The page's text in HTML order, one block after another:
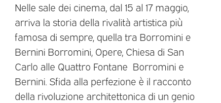
Nelle sale dei cinema, dal 15 al 17 maggio,
arriva la storia della rivalità artistica più
famosa di sempre, quella tra Borromini e
Bernini Borromini, Opere, Chiesa di San
Carlo alle Quattro Fontane Borromini e
Bernini. Sfida alla perfezione è il racconto
della rivoluzione architettonica di un genio